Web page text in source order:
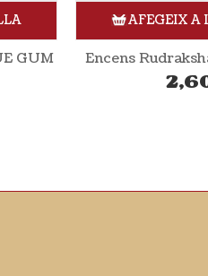
H&B
AFEGEIX A
Encens